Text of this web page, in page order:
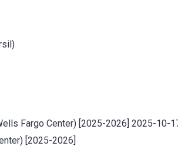
Fargo Center) [2025-2026] 2025-10-
[2025-2026]